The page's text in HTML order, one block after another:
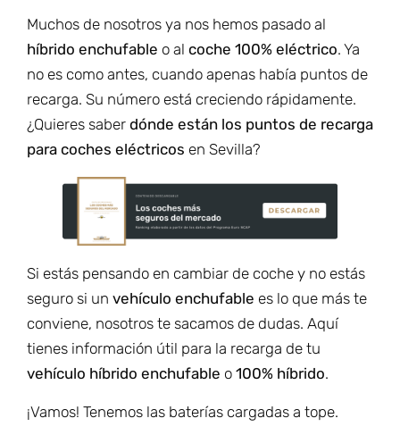
Muchos de nosotros ya nos hemos pasado al
híbrido enchufable o al coche 100% eléctrico. Ya
no es como antes, cuando apenas había puntos de
recarga. Su número está creciendo rápidamente.
¿Quieres saber dónde están los puntos de recarga
para coches eléctricos en Sevilla?
Si estás pensando en cambiar de coche y no estás
seguro si un vehículo enchufable es lo que más te
conviene, nosotros te sacamos de dudas. Aquí
tienes información útil para la recarga de tu
vehículo híbrido enchufable o 100% híbrido.
¡Vamos! Tenemos las baterías cargadas a tope.